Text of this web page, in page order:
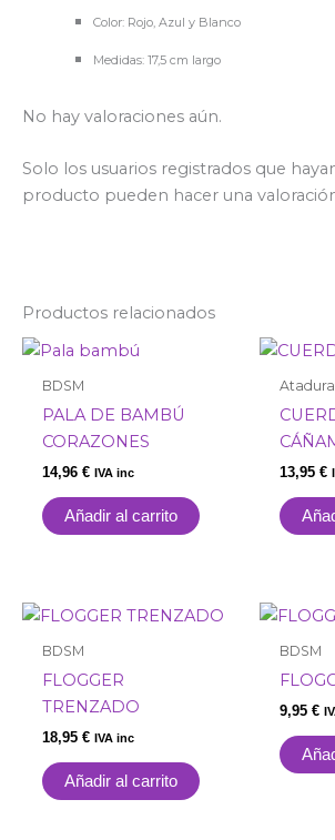
Color: Rojo, Azul y Blanco
Medidas: 17,5 cm largo
No hay valoraciones aún.
Solo los usuarios registrados que
producto pueden hacer una
Productos relacionados
BDSM
PALA DE BAMBÚ
CORAZONES
14,96 € IVA inc
Añadir al carrito
13,95 €
BDSM
FLOGGER
TRENZADO
18,95 € IVA inc
Añadir al carrito
BDSM
9,95 €